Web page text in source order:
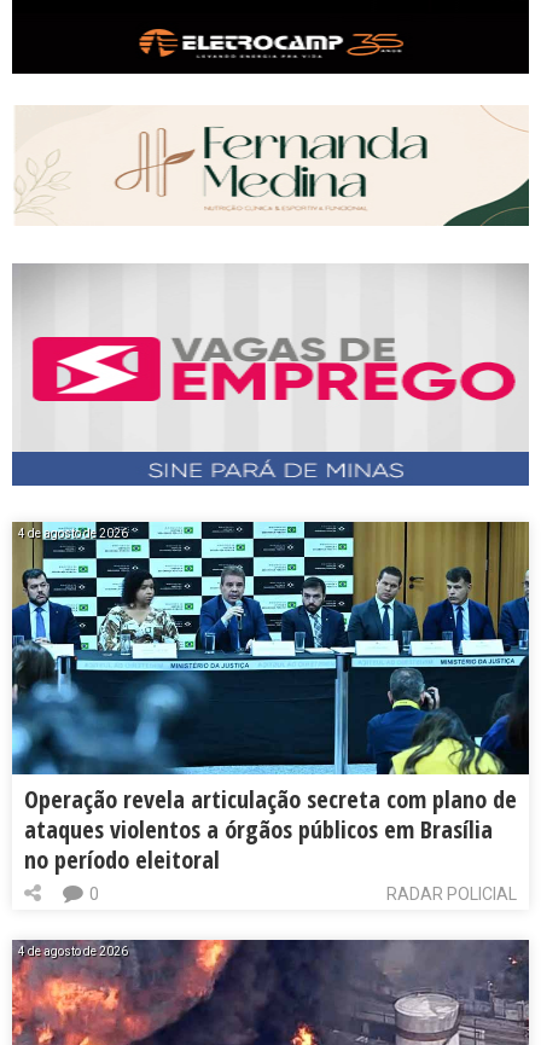
4 de agosto de 2026
Operação revela articulação secreta com plano de
ataques violentos a órgãos públicos em Brasília
no período eleitoral
RADAR POLICIAL
0
4 de agosto de 2026